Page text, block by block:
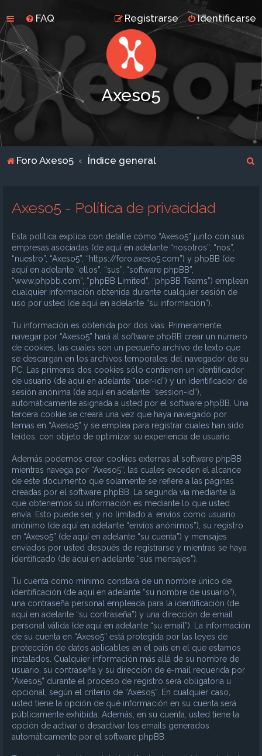
FAQ Identificarse
Registrarse
Axeso5
Foro Axeso5 Índice general
Axeso5 - Política de privacidad
Esta política explica con detalle cómo “Axeso5” junto con sus
empresas asociadas (de aquí en adelante “nosotros”, “nos”,
“nuestro”, “Axeso5”, “https://foro.axeso5.com”) y phpBB (de
aquí en adelante “ellos”, “sus”, “software phpBB”,
“www.phpbb.com”, “phpBB Limited”, “phpBB Teams”) emplean
cualquier información obtenida durante cualquier sesión de
uso por usted (de aquí en adelante “su información”).
Tu información es obtenida por dos vías. Primeramente,
navegar por “Axeso5” hará al software phpBB crear un número
de cookies, las cuales son un pequeño archivo de texto que
se descargan en los archivos temporales del navegador de su
PC. Las primeras dos cookies sólo contienen un identificador
de usuario (de aquí en adelante “user-id”) y un identificador de
sesión anónima (de aquí en adelante “session-id”),
automáticamente asignada a usted por el software phpBB. Una
tercera cookie se creará una vez que haya navegado por
temas en “Axeso5” y se emplea para registrar cuales han sido
leídos, con objeto de optimizar su experiencia de usuario.
Además podemos crear cookies externas al software phpBB
mientras navega por “Axeso5”, las cuales exceden el alcance
de este documento que solamente se refiere a las páginas
creadas por el software phpBB. La segunda vía mediante la
que obtenemos su información es mediante lo que usted
envía. Esto puede ser, y no limitado a: envíos como usuario
anónimo (de aquí en adelante “envíos anónimos”), su registro
en “Axeso5” (de aquí en adelante “su cuenta”) y mensajes
enviados por usted después de registrarse y mientras se haya
identificado (de aquí en adelante “sus mensajes”).
Tu cuenta como mínimo constará de un nombre único de
identificación (de aquí en adelante “su nombre de usuario”),
una contraseña personal empleada para la identificación (de
aquí en adelante “su contraseña”) y una dirección de email
personal válida (de aquí en adelante “su email”). La información
de su cuenta en “Axeso5” está protegida por las leyes de
protección de datos aplicables en el país en el que estamos
instalados. Cualquier información más allá de su nombre de
usuario, su contraseña y su dirección de e-mail requerida por
“Axeso5” durante el proceso de registro será obligatoria u
opcional, según el criterio de “Axeso5”. En cualquier caso,
usted tiene la opción de qué información en su cuenta será
públicamente exhibida. Además, en su cuenta, usted tiene la
opción de activar o desactivar los emails generados
automáticamente por el software phpBB.